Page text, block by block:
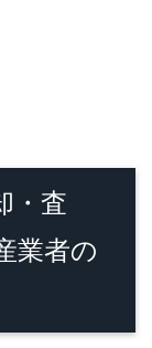
・査
業者の